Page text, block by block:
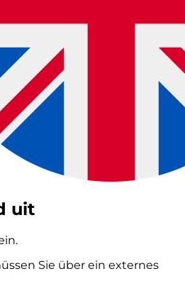
uit
Sie über ein externes